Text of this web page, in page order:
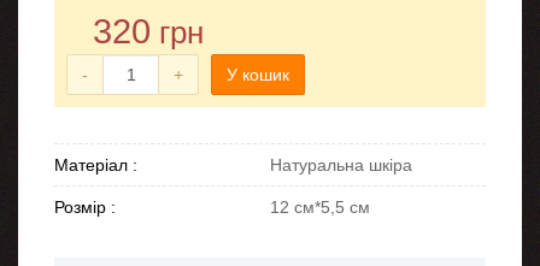
320 грн
- + У кошик
Матеріал : Натуральна шкіра
Розмір : 12 см*5,5 см